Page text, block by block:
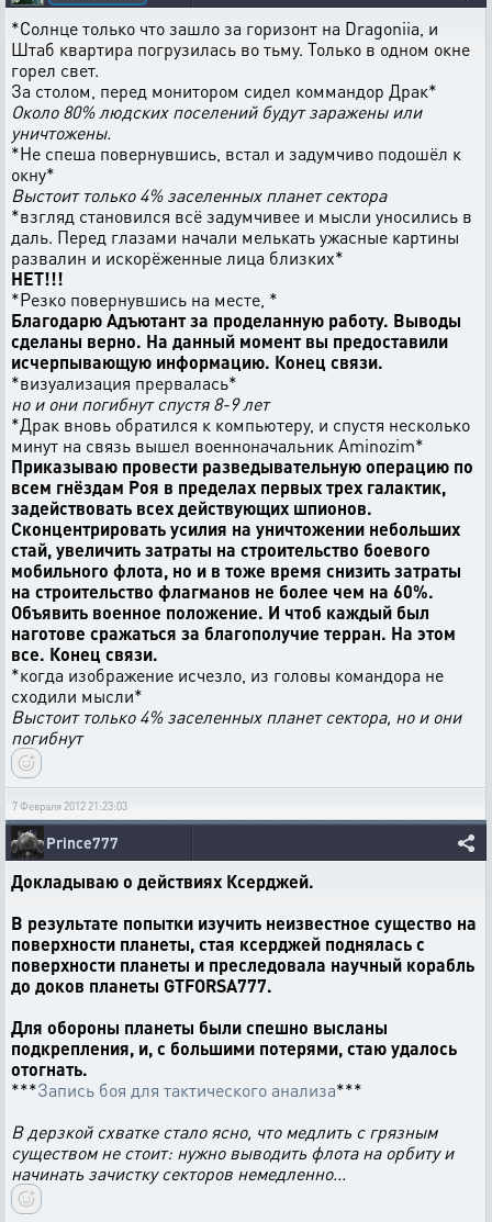
*Солнце только что зашло за горизонт на Dragoniia, и
Штаб квартира погрузилась во тьму. Только в одном окне
горел свет.
За столом, перед монитором сидел коммандор Драк*
Около 80% людских поселений будут заражены или
уничтожены.
*Не спеша повернувшись, встал и задумчиво подошёл к
окну*
Выстоит только 4% заселенных планет сектора
*взгляд становился всё задумчивее и мысли уносились в
даль. Перед глазами начали мелькать ужасные картины
развалин и искорёженные лица близких*
НЕТ!!!
*Резко повернувшись на месте, *
Благодарю Адъютант за проделанную работу. Выводы
сделаны верно. На данный момент вы предоставили
исчерпывающую информацию. Конец связи.
*визуализация прервалась*
но и они погибнут спустя 8-9 лет
*Драк вновь обратился к компьютеру, и спустя несколько
минут на связь вышел военноначальник Aminozim*
Приказываю провести разведывательную операцию по
всем гнёздам Роя в пределах первых трех галактик,
задействовать всех действующих шпионов.
Сконцентрировать усилия на уничтожении небольших
стай, увеличить затраты на строительство боевого
мобильного флота, но и в тоже время снизить затраты
на строительство флагманов не более чем на 60%.
Объявить военное положение. И чтоб каждый был
наготове сражаться за благополучие терран. На этом
все. Конец связи.
*когда изображение исчезло, из головы командора не
сходили мысли*
Выстоит только 4% заселенных планет сектора, но и они
погибнут
7 Февраля 2012 21:23:03
Prince777
Докладываю о действиях Ксерджей.
В результате попытки изучить неизвестное существо на
поверхности планеты, стая ксерджей поднялась с
поверхности планеты и преследовала научный корабль
до доков планеты GTFORSA777.
Для обороны планеты были спешно высланы
подкрепления, и, с большими потерями, стаю удалось
отогнать.
***Запись боя для тактического анализа***
В дерзкой схватке стало ясно, что медлить с грязным
существом не стоит: нужно выводить флота на орбиту и
начинать зачистку секторов немедленно...